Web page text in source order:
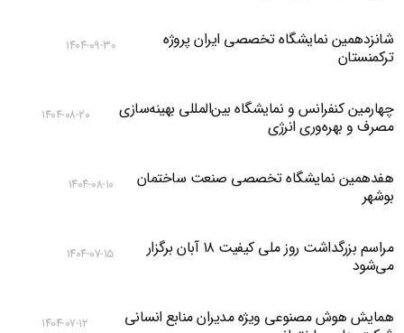
شانزدهمین نمایشگاه تخصصی ایران پروژه
ترکمنستان
۱۴۰۴-۰۹-۳۰
چهارمین کنفرانس و نمایشگاه بین‌المللی بهینه‌سازی
مصرف و بهره‌وری انرژی
۱۴۰۴-۰۸-۲۰
هفدهمین نمایشگاه تخصصی صنعت ساختمان
بوشهر
۱۴۰۴-۰۸-۱۰
مراسم بزرگداشت روز ملی کیفیت ۱۸ آبان برگزار
می‌شود
۱۴۰۴-۰۷-۱۵
همایش هوش مصنوعی ویژه مدیران منابع انسانی
۱۴۰۴-۰۷-۱۲